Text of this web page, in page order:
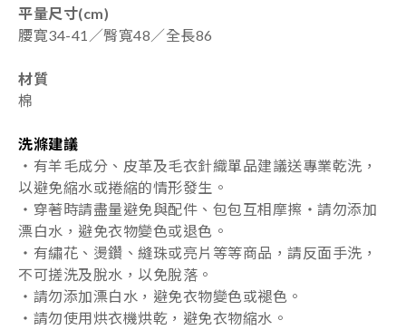
平量尺寸(cm)
腰寛34-41／臀寬48／全長86
材質
棉
洗滌建議
・ 有羊毛成分、皮革及毛衣針織單品建議送專業乾洗，
以避免縮水或捲縮的情形發生。
・ 穿著時請盡量避免與配件、包包互相摩擦 ・ 請勿添加
漂白水，避免衣物變色或退色 。
・ 有繡花、燙鑽、縫珠或亮片等等商品，請反面手洗，
不可搓洗及脫水，以免脫落 。
・ 請勿添加漂白水，避免衣物變色或褪色。
・請勿使用烘衣機烘乾，避免衣物縮水。